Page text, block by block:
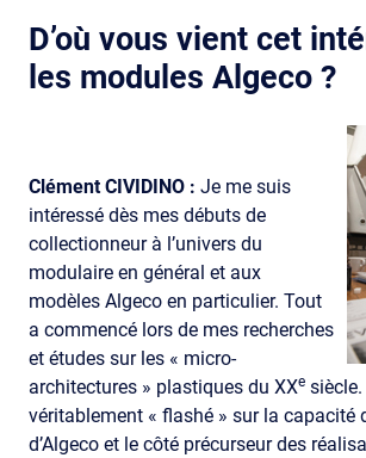
D’où vous vient cet
les modules Algeco ?
Clément CIVIDINO : Je me suis
intéressé dès mes débuts de
collectionneur à l’univers du
modulaire en général et aux
modèles Algeco en particulier. Tout
a commencé lors de mes recherches
et études sur les « micro-
architectures » plastiques du XXe siècle.
véritablement « flashé » sur la capacité
d’Algeco et le côté précurseur des